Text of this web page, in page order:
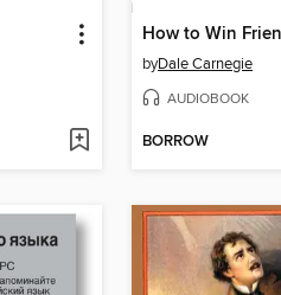
byDale Carnegie
AUDIOBOOK
BORROW